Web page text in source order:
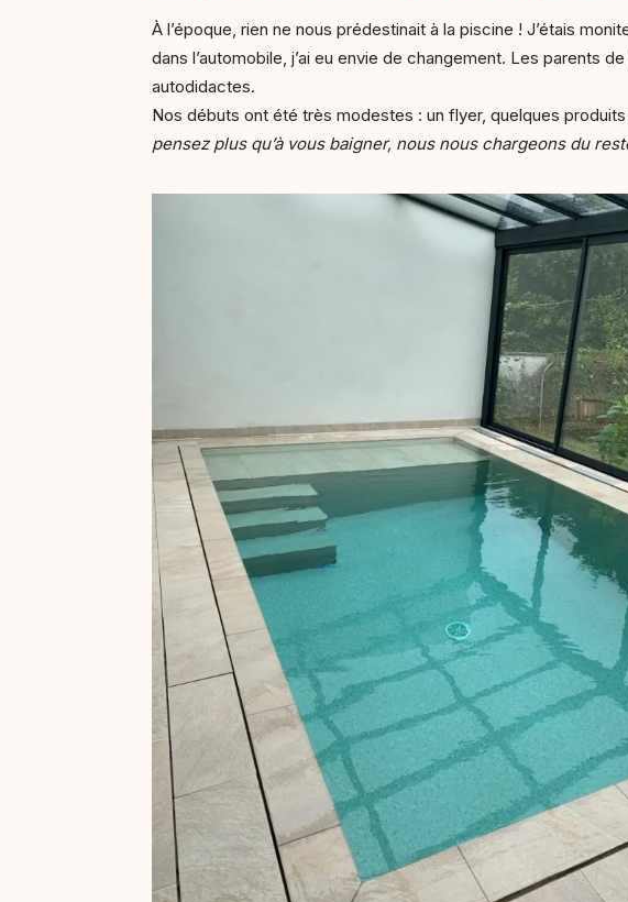
À l’époque, rien ne nous prédestinait à la piscine ! J’étais
dans l’automobile, j’ai eu envie de changement. Les parents
autodidactes.
Nos débuts ont été très modestes : un flyer, quelques
pensez plus qu’à vous baigner, nous nous chargeons du